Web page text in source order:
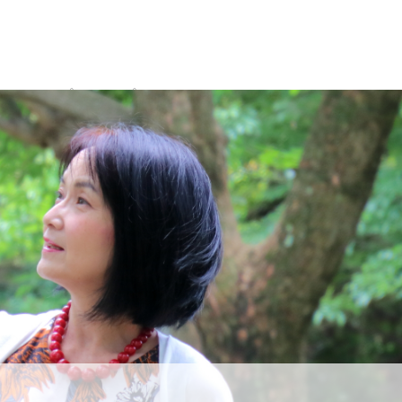
ショップ プロフィール English